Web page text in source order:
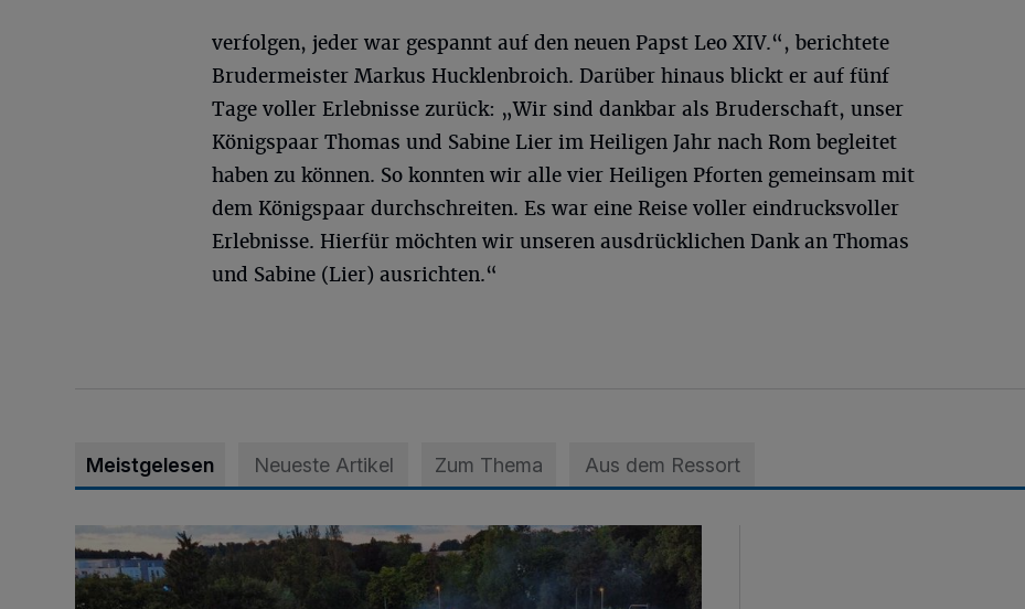
verfolgen, jeder war gespannt auf den neuen Papst Leo XIV.“, berichtete
Brudermeister Markus Hucklenbroich. Darüber hinaus blickt er auf fünf
Tage voller Erlebnisse zurück: „Wir sind dankbar als Bruderschaft, unser
Königspaar Thomas und Sabine Lier im Heiligen Jahr nach Rom begleitet
haben zu können. So konnten wir alle vier Heiligen Pforten gemeinsam mit
dem Königspaar durchschreiten. Es war eine Reise voller eindrucksvoller
Erlebnisse. Hierfür möchten wir unseren ausdrücklichen Dank an Thomas
und Sabine (Lier) ausrichten.“
Meistgelesen Neueste Artikel Zum Thema Aus dem Ressort
Vier Tage mit vollem Programm